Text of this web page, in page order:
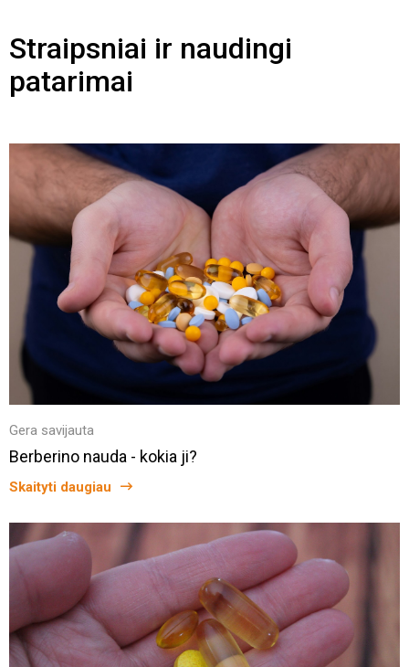
Straipsniai ir naudingi
patarimai
Gera savijauta
Berberino nauda - kokia ji?
Skaityti daugiau